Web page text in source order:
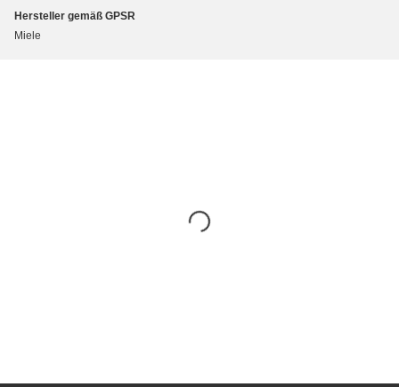
Hersteller gemäß GPSR
Miele